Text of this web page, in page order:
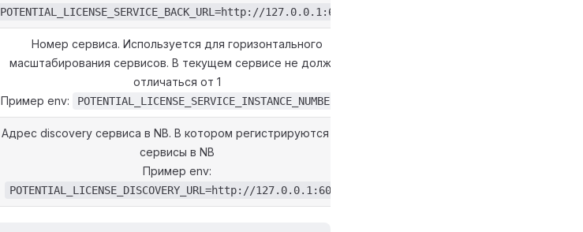
POTENTIAL_LICENSE_SERVICE_BACK_URL=http://127.0.0.1:6008
Номер сервиса. Используется для горизонтального
масштабирования сервисов. В текущем сервисе не должен
отличаться от 1
Пример env:
POTENTIAL_LICENSE_SERVICE_INSTANCE_NUMBER=1
Адрес discovery сервиса в NB. В котором регистрируются все
сервисы в NB
Пример env:
POTENTIAL_LICENSE_DISCOVERY_URL=http://127.0.0.1:6001